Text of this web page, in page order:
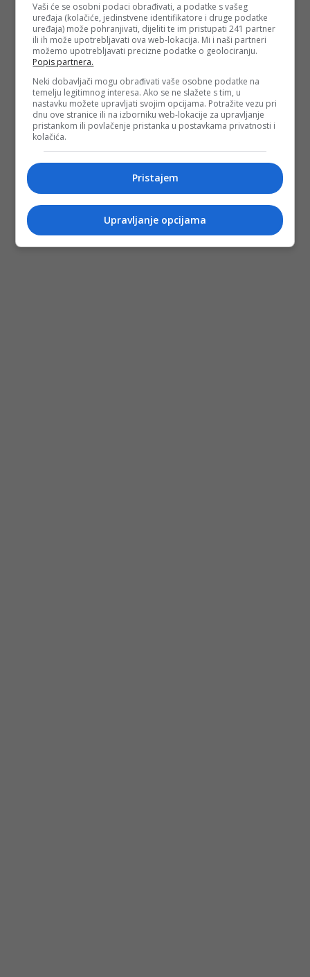
Vaši će se osobni podaci obrađivati, a podatke s vašeg
uređaja (kolačiće, jedinstvene identifikatore i druge podatke
uređaja) može pohranjivati, dijeliti te im pristupati 241 partner
ili ih može upotrebljavati ova web-lokacija. Mi i naši partneri
možemo upotrebljavati precizne podatke o geolociranju.
Popis partnera.
Neki dobavljači mogu obrađivati vaše osobne podatke na
temelju legitimnog interesa. Ako se ne slažete s tim, u
nastavku možete upravljati svojim opcijama. Potražite vezu pri
dnu ove stranice ili na izborniku web-lokacije za upravljanje
pristankom ili povlačenje pristanka u postavkama privatnosti i
kolačića.
Pristajem
Upravljanje opcijama